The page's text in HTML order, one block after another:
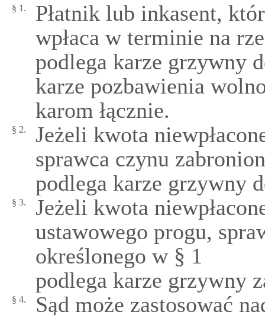
§ 1.
Płatnik lub inkasent,
wpłaca w terminie na
podlega karze grzywny
karze pozbawienia
karom łącznie.
§ 2.
Jeżeli kwota
sprawca czynu
podlega karze grzywny
§ 3.
Jeżeli kwota
ustawowego progu,
określonego w § 1
podlega karze grzywny
§ 4.
Sąd może zastosować